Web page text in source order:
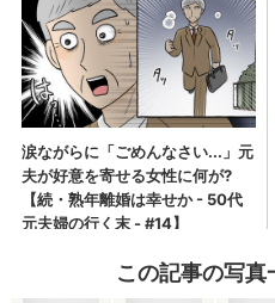
この記事の写真